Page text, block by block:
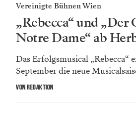
Vereinigte Bühnen Wien
„Rebecca“ und „Der
Notre Dame“ ab
Das Erfolgsmusical „Rebecca“
September die neue
VON REDAKTION